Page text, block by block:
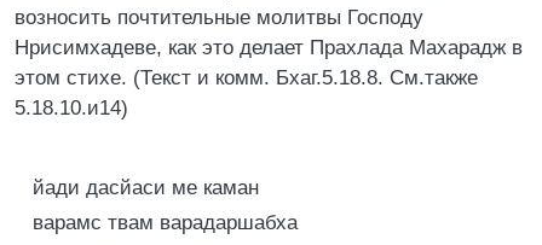
возносить почтительные молитвы Господу
Нрисимхадеве, как это делает Прахлада Махарадж в
этом стихе. (Текст и комм. Бхаг.5.18.8. См.также
5.18.10.и14)
йади дасйаси ме каман
варамс твам варадаршабха